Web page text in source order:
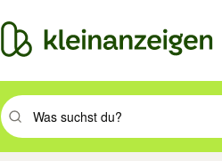
Suchbegriff eingeben. Eingabetaste